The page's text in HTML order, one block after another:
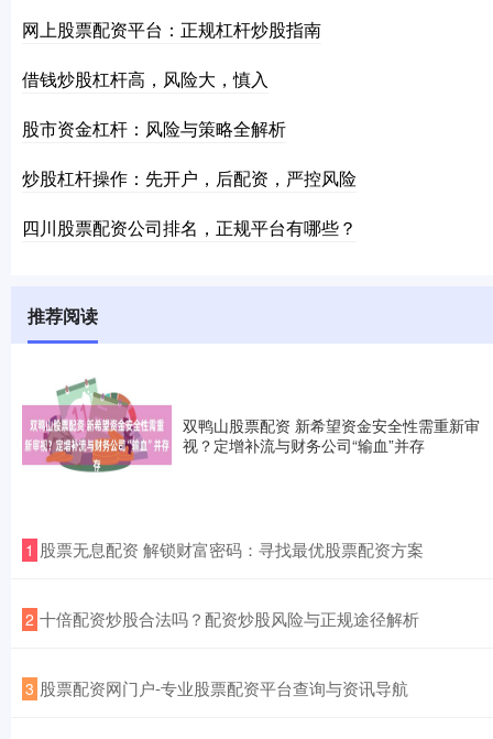
网上股票配资平台：正规杠杆炒股指南
借钱炒股杠杆高，风险大，慎入
股市资金杠杆：风险与策略全解析
炒股杠杆操作：先开户，后配资，严控风险
四川股票配资公司排名，正规平台有哪些？
推荐阅读
双鸭山股票配资 新希望资金安全性需重新审
视？定增补流与财务公司“输血”并存
1 ​股票无息配资 解锁财富密码：寻找最优股票配资方案
2 ​十倍配资炒股合法吗？配资炒股风险与正规途径解析
3 ​股票配资网门户-专业股票配资平台查询与资讯导航